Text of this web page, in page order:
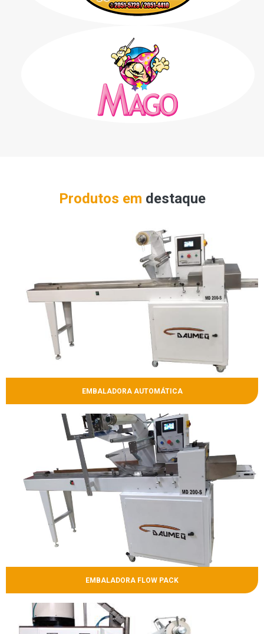
Produtos em destaque
EMBALADORA AUTOMÁTICA
EMBALADORA FLOW PACK